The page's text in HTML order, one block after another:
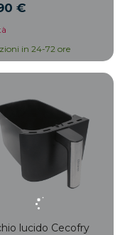
€
in 24-72 ore
lucido Cecofry